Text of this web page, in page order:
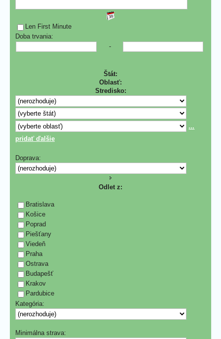
Len First Minute
Doba trvania:
-
Štát:
Oblasť:
Stredisko:
...
pridať ďalšie
Doprava:
Odlet z:
Bratislava
Košice
Poprad
Piešťany
Viedeň
Praha
Ostrava
Budapešť
Krakov
Pardubice
Kategória:
Minimálna strava: